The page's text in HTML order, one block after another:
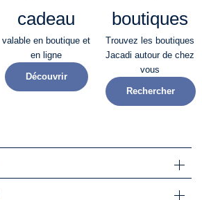
cadeau
valable en boutique et
en ligne
Découvrir
boutiques
Trouvez les boutiques
Jacadi autour de chez
vous
Rechercher